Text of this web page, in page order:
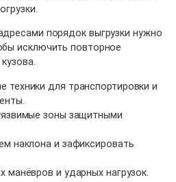
порядок выгрузки нужно
исключить повторное
техники для транспортировки и
зоны защитными
наклона и зафиксировать
манёвров и ударных нагрузок.